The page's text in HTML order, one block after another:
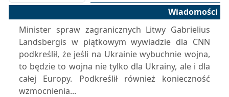
Wiadomości
Minister spraw zagranicznych Litwy Gabrielius
Landsbergis w piątkowym wywiadzie dla CNN
podkreślił, że jeśli na Ukrainie wybuchnie wojna,
to będzie to wojna nie tylko dla Ukrainy, ale i dla
całej Europy. Podkreślił również konieczność
wzmocnienia...